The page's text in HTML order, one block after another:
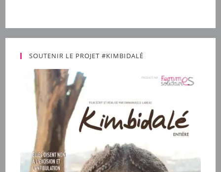
SOUTENIR LE PROJET #KIMBIDALÉ